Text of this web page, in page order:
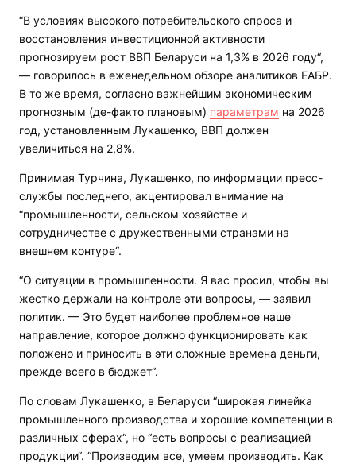
“В условиях высокого потребительского спроса и
восстановления инвестиционной активности
прогнозируем рост ВВП Беларуси на 1,3% в 2026 году“,
— говорилось в еженедельном обзоре аналитиков ЕАБР.
В то же время, согласно важнейшим экономическим
прогнозным (де-факто плановым) параметрам на 2026
год, установленным Лукашенко, ВВП должен
увеличиться на 2,8%.
Принимая Турчина, Лукашенко, по информации пресс-
службы последнего, акцентировал внимание на
“промышленности, сельском хозяйстве и
сотрудничестве с дружественными странами на
внешнем контуре“.
“О ситуации в промышленности. Я вас просил, чтобы вы
жестко держали на контроле эти вопросы, — заявил
политик. — Это будет наиболее проблемное наше
направление, которое должно функционировать как
положено и приносить в эти сложные времена деньги,
прежде всего в бюджет“.
По словам Лукашенко, в Беларуси “широкая линейка
промышленного производства и хорошие компетенции в
различных сферах“, но “есть вопросы с реализацией
продукции“. “Производим все, умеем производить. Как